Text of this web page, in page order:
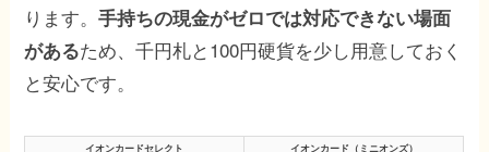
ります。手持ちの現金がゼロでは対応できない場面
があるため、千円札と100円硬貨を少し用意しておく
と安心です。
イオンカードセレクト イオンカード（ミニオンズ）